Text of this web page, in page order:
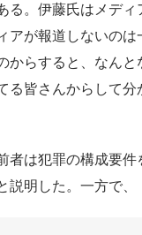
る。伊藤氏はメディ
アが報道しないの
からすると、なんと
皆さんからして分
者は犯罪の構成要
明した。一方で、